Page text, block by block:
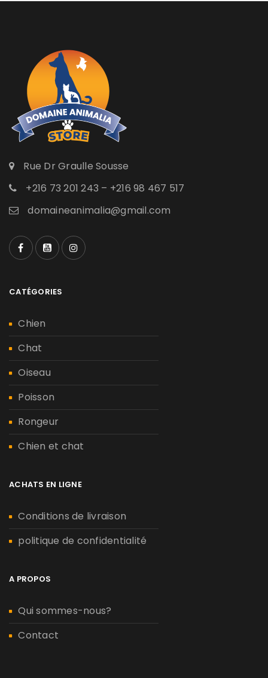
Rue Dr Graulle Sousse
+216 73 201 243 – +216 98 467 517
domaineanimalia@gmail.com
CATÉGORIES
Chien
Chat
Oiseau
Poisson
Rongeur
Chien et chat
ACHATS EN LIGNE
Conditions de livraison
politique de confidentialité
A PROPOS
Qui sommes-nous?
Contact